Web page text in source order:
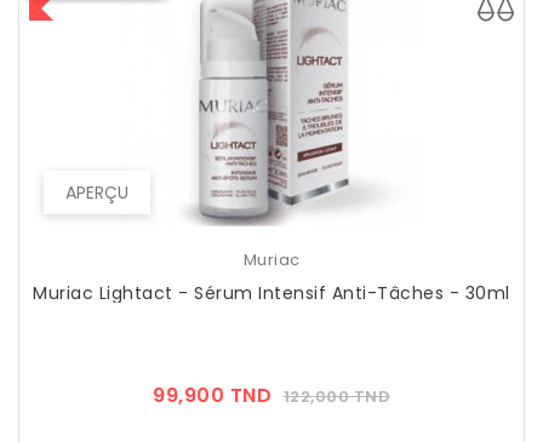
APERÇU
Muriac
Muriac Lightact - Sérum Intensif Anti-Tâches - 30ml
99,900 TND Prix
122,000 TNDPrix